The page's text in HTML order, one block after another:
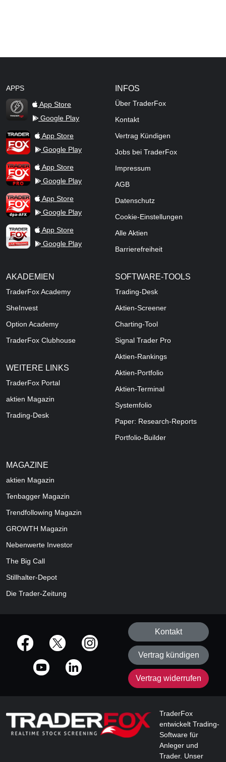
APPS
TraderFox Flash
App Store
Google Play
TraderFox AppApp Store
Google Play
TraderFox ProApp Store
Google Play
TraderFox dpa-AFX ProFeed
App Store
Google Play
TraderFox Live Trading
App Store
Google Play
INFOS
Über TraderFox
Kontakt
Vertrag Kündigen
Jobs bei TraderFox
Impressum
AGB
Datenschutz
Cookie-Einstellungen
Alle Aktien
Barrierefreiheit
AKADEMIEN
TraderFox Academy
SheInvest
Option Academy
TraderFox Clubhouse
WEITERE LINKS
TraderFox Portal
aktien Magazin
Trading-Desk
SOFTWARE-TOOLS
Trading-Desk
Aktien-Screener
Charting-Tool
Signal Trader Pro
Aktien-Rankings
Aktien-Portfolio
Aktien-Terminal
Systemfolio
Paper: Research-Reports
Portfolio-Builder
MAGAZINE
aktien Magazin
Tenbagger Magazin
Trendfollowing Magazin
GROWTH Magazin
Nebenwerte Investor
The Big Call
Stillhalter-Depot
Die Trader-Zeitung
offizielle Social Media-Accounts
Kontakt
Vertrag kündigen
Vertrag widerrufen
TraderFox
entwickelt Trading-
Software für
Anleger und
Trader. Unser